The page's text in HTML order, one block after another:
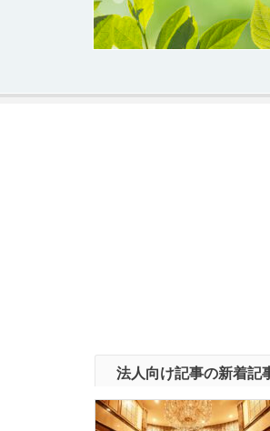
法人向け記事の新着記